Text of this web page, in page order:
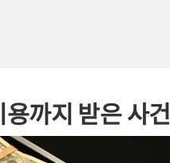
까지 받은 사건